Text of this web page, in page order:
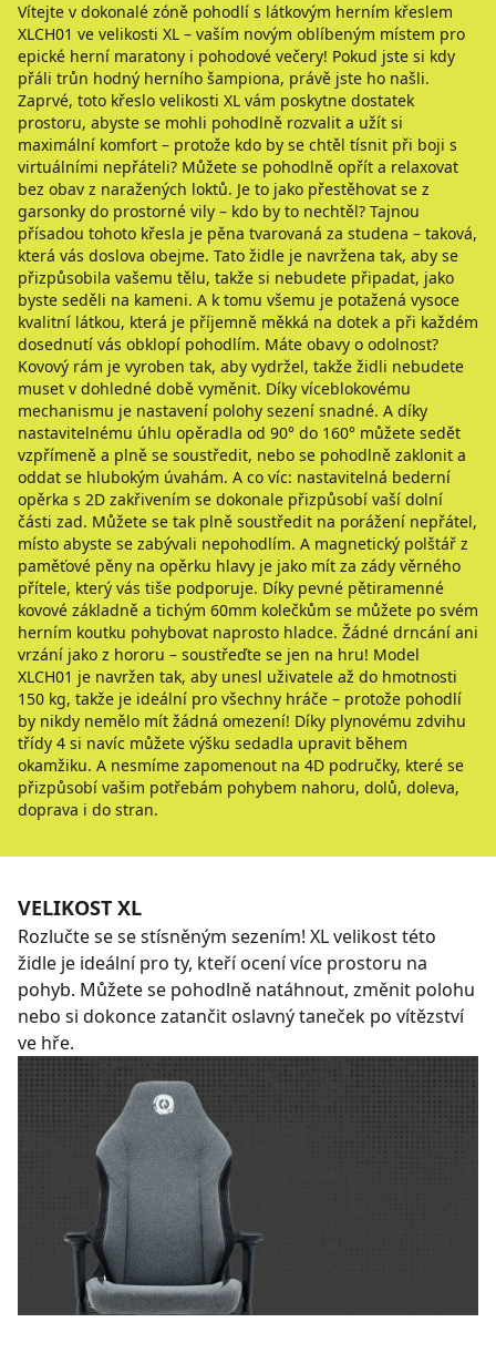
Vítejte v dokonalé zóně pohodlí s látkovým herním křeslem
XLCH01 ve velikosti XL – vaším novým oblíbeným místem pro
epické herní maratony i pohodové večery! Pokud jste si kdy
přáli trůn hodný herního šampiona, právě jste ho našli.
Zaprvé, toto křeslo velikosti XL vám poskytne dostatek
prostoru, abyste se mohli pohodlně rozvalit a užít si
maximální komfort – protože kdo by se chtěl tísnit při boji s
virtuálními nepřáteli? Můžete se pohodlně opřít a relaxovat
bez obav z naražených loktů. Je to jako přestěhovat se z
garsonky do prostorné vily – kdo by to nechtěl? Tajnou
přísadou tohoto křesla je pěna tvarovaná za studena – taková,
která vás doslova obejme. Tato židle je navržena tak, aby se
přizpůsobila vašemu tělu, takže si nebudete připadat, jako
byste seděli na kameni. A k tomu všemu je potažená vysoce
kvalitní látkou, která je příjemně měkká na dotek a při každém
dosednutí vás obklopí pohodlím. Máte obavy o odolnost?
Kovový rám je vyroben tak, aby vydržel, takže židli nebudete
muset v dohledné době vyměnit. Díky víceblokovému
mechanismu je nastavení polohy sezení snadné. A díky
nastavitelnému úhlu opěradla od 90° do 160° můžete sedět
vzpřímeně a plně se soustředit, nebo se pohodlně zaklonit a
oddat se hlubokým úvahám. A co víc: nastavitelná bederní
opěrka s 2D zakřivením se dokonale přizpůsobí vaší dolní
části zad. Můžete se tak plně soustředit na porážení nepřátel,
místo abyste se zabývali nepohodlím. A magnetický polštář z
paměťové pěny na opěrku hlavy je jako mít za zády věrného
přítele, který vás tiše podporuje. Díky pevné pětiramenné
kovové základně a tichým 60mm kolečkům se můžete po svém
herním koutku pohybovat naprosto hladce. Žádné drncání ani
vrzání jako z hororu – soustřeďte se jen na hru! Model
XLCH01 je navržen tak, aby unesl uživatele až do hmotnosti
150 kg, takže je ideální pro všechny hráče – protože pohodlí
by nikdy nemělo mít žádná omezení! Díky plynovému zdvihu
třídy 4 si navíc můžete výšku sedadla upravit během
okamžiku. A nesmíme zapomenout na 4D područky, které se
přizpůsobí vašim potřebám pohybem nahoru, dolů, doleva,
doprava i do stran.
VELIKOST XL
Rozlučte se se stísněným sezením! XL velikost této
židle je ideální pro ty, kteří ocení více prostoru na
pohyb. Můžete se pohodlně natáhnout, změnit polohu
nebo si dokonce zatančit oslavný taneček po vítězství
ve hře.